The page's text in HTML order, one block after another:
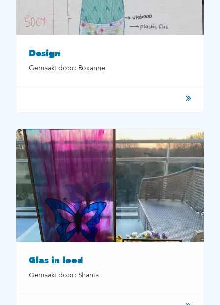
Design
Gemaakt door: Roxanne
Glas in lood
Gemaakt door: Shania